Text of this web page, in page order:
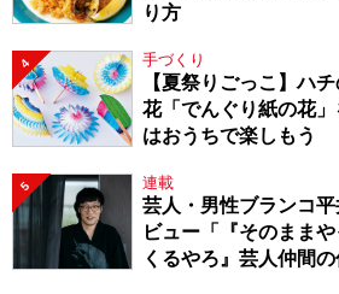
り方
4 手づくり
【夏祭りごっこ】ハ
花「でんぐり紙の花
はおうちで楽しもう
5 連載
芸人・男性ブランコ
ビュー「『そのまま
くるやろ』芸人仲間